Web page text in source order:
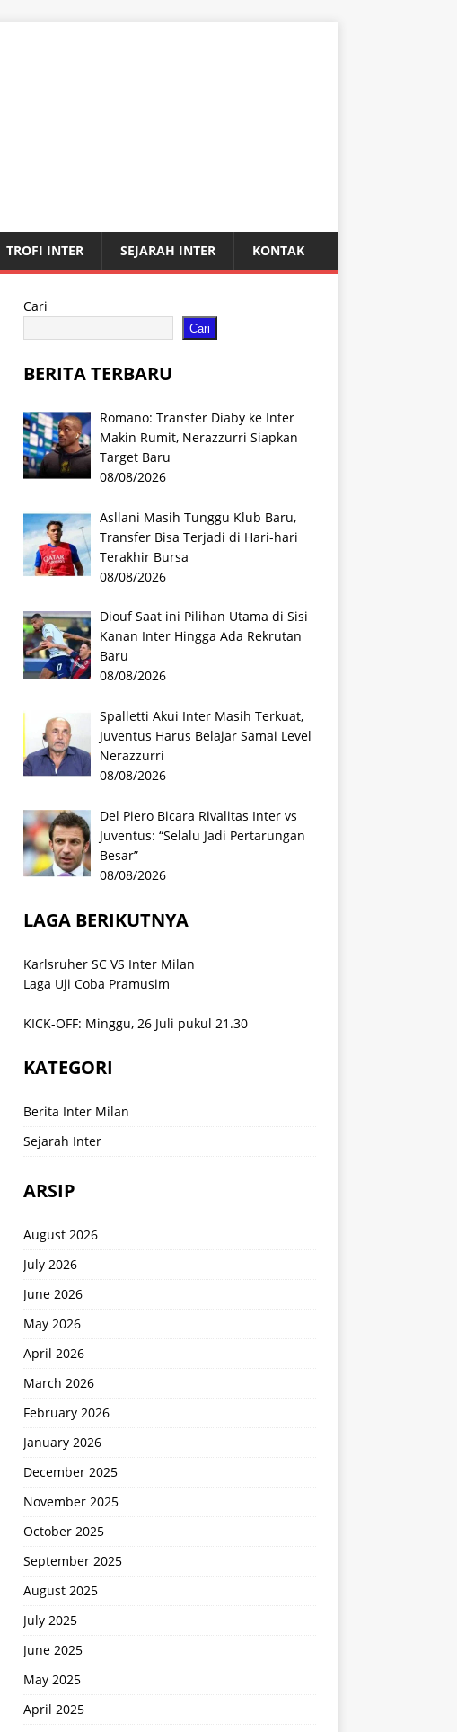
TROFI INTER SEJARAH INTER KONTAK
Cari
Cari
BERITA TERBARU
Romano: Transfer Diaby ke Inter
Makin Rumit, Nerazzurri Siapkan
Target Baru
08/08/2026
Asllani Masih Tunggu Klub Baru,
Transfer Bisa Terjadi di Hari-hari
Terakhir Bursa
08/08/2026
Diouf Saat ini Pilihan Utama di Sisi
Kanan Inter Hingga Ada Rekrutan
Baru
08/08/2026
Spalletti Akui Inter Masih Terkuat,
Juventus Harus Belajar Samai Level
Nerazzurri
08/08/2026
Del Piero Bicara Rivalitas Inter vs
Juventus: “Selalu Jadi Pertarungan
Besar”
08/08/2026
LAGA BERIKUTNYA
Karlsruher SC VS Inter Milan
Laga Uji Coba Pramusim
KICK-OFF: Minggu, 26 Juli pukul 21.30
KATEGORI
Berita Inter Milan
Sejarah Inter
ARSIP
August 2026
July 2026
June 2026
May 2026
April 2026
March 2026
February 2026
January 2026
December 2025
November 2025
October 2025
September 2025
August 2025
July 2025
June 2025
May 2025
April 2025